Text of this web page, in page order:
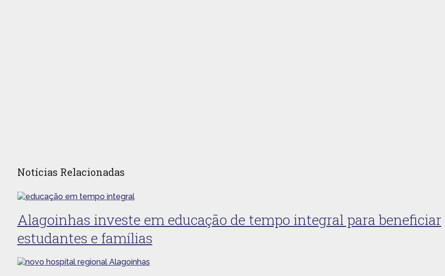
Notícias Relacionadas
Alagoinhas investe em educação de tempo integral para beneficiar
estudantes e famílias